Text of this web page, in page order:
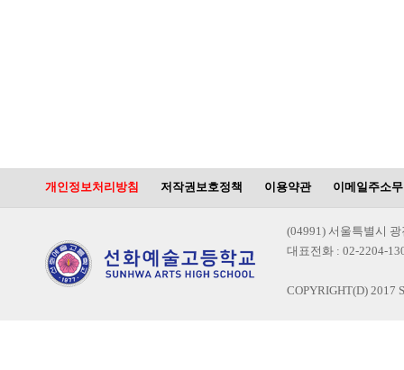
개인정보처리방침 저작권보호정책 이용약관 이메일주소
(04991) 서울특별시
대표전화 : 02-2204-
COPYRIGHT(D) 2017